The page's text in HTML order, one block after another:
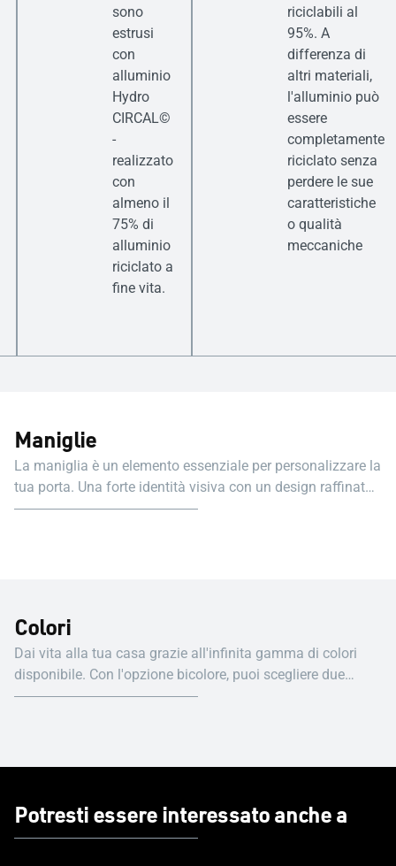
sono
estrusi
con
alluminio
Hydro
CIRCAL©
-
realizzato
con
almeno il
75% di
alluminio
riciclato a
fine vita.
riciclabili al
95%. A
differenza di
altri materiali,
l'alluminio può
essere
completamente
riciclato senza
perdere le sue
caratteristiche
o qualità
meccaniche
Maniglie
La maniglia è un elemento essenziale per personalizzare la
tua porta. Una forte identità visiva con un design raffinato
ed elegante.
Colori
Dai vita alla tua casa grazie all'infinita gamma di colori
disponibile. Con l'opzione bicolore, puoi scegliere due
colori diversi per l'esterno e l'interno, dando vita a un
Potresti essere interessato anche a